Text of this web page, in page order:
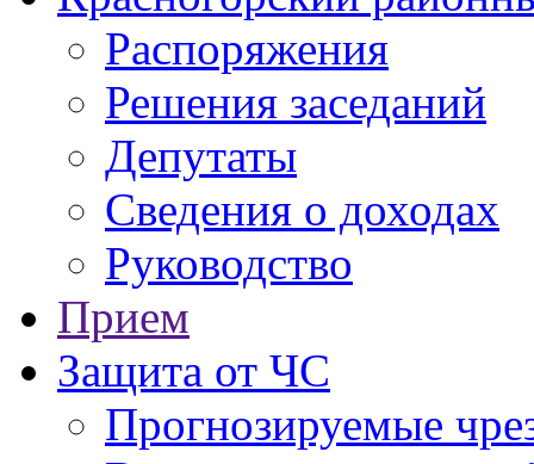
Распоряжения
Решения заседаний
Депутаты
Сведения о доходах
Руководство
Прием
Защита от ЧС
Прогнозируемые